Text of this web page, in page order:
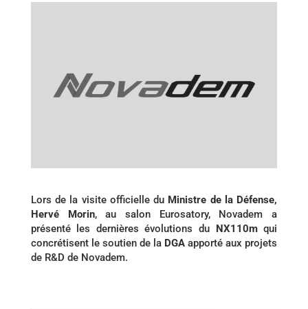
Lors de la visite officielle du Ministre de la Défense,
Hervé Morin, au salon Eurosatory, Novadem a
présenté les dernières évolutions du NX110mqui
concrétisent le soutien de la DGA apporté aux projets
de R&D de Novadem.